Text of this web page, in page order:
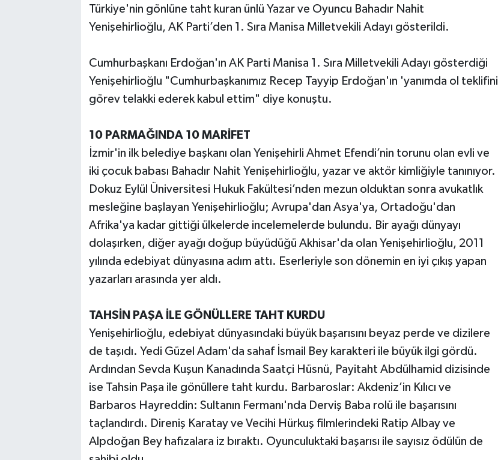
Türkiye'nin gönlüne taht kuran ünlü Yazar ve Oyuncu Bahadır Nahit
Yenişehirlioğlu, AK Parti’den 1. Sıra Manisa Milletvekili Adayı gösterildi.
Cumhurbaşkanı Erdoğan'ın AK Parti Manisa 1. Sıra Milletvekili Adayı gösterdiği
Yenişehirlioğlu "Cumhurbaşkanımız Recep Tayyip Erdoğan'ın 'yanımda ol teklifini
görev telakki ederek kabul ettim" diye konuştu.
10 PARMAĞINDA 10 MARİFET
İzmir'in ilk belediye başkanı olan Yenişehirli Ahmet Efendi’nin torunu olan evli ve
iki çocuk babası Bahadır Nahit Yenişehirlioğlu, yazar ve aktör kimliğiyle tanınıyor.
Dokuz Eylül Üniversitesi Hukuk Fakültesi’nden mezun olduktan sonra avukatlık
mesleğine başlayan Yenişehirlioğlu; Avrupa'dan Asya'ya, Ortadoğu'dan
Afrika'ya kadar gittiği ülkelerde incelemelerde bulundu. Bir ayağı dünyayı
dolaşırken, diğer ayağı doğup büyüdüğü Akhisar'da olan Yenişehirlioğlu, 2011
yılında edebiyat dünyasına adım attı. Eserleriyle son dönemin en iyi çıkış yapan
yazarları arasında yer aldı.
TAHSİN PAŞA İLE GÖNÜLLERE TAHT KURDU
Yenişehirlioğlu, edebiyat dünyasındaki büyük başarısını beyaz perde ve dizilere
de taşıdı. Yedi Güzel Adam'da sahaf İsmail Bey karakteri ile büyük ilgi gördü.
Ardından Sevda Kuşun Kanadında Saatçi Hüsnü, Payitaht Abdülhamid dizisinde
ise Tahsin Paşa ile gönüllere taht kurdu. Barbaroslar: Akdeniz’in Kılıcı ve
Barbaros Hayreddin: Sultanın Fermanı'nda Derviş Baba rolü ile başarısını
taçlandırdı. Direniş Karatay ve Vecihi Hürkuş filmlerindeki Ratip Albay ve
Alpdoğan Bey hafızalara iz bıraktı. Oyunculuktaki başarısı ile sayısız ödülün de
Akhisar Emlak